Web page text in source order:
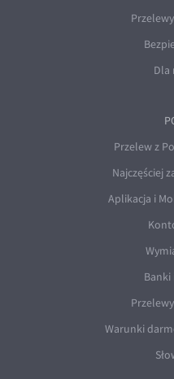
Dla
Przelew z
Najczęściej
Aplikacja i
Banki
Warunki